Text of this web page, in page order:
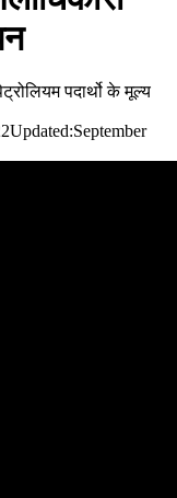
पदार्थो के मूल्य
Updated:September